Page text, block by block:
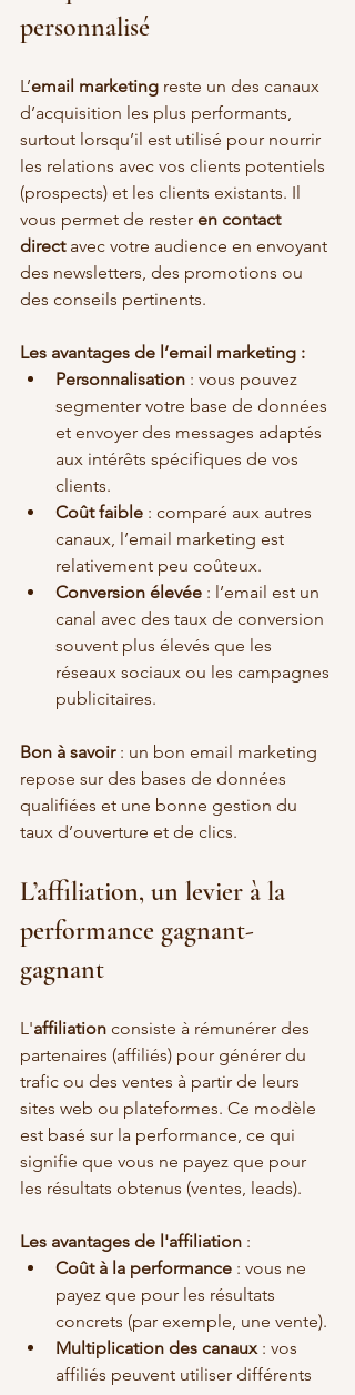
personnalisé
L’email marketing reste un des canaux
d’acquisition les plus performants,
surtout lorsqu’il est utilisé pour nourrir
les relations avec vos clients potentiels
(prospects) et les clients existants. Il
vous permet de rester en contact
direct avec votre audience en envoyant
des newsletters, des promotions ou
des conseils pertinents.
Les avantages de l’email marketing :
Personnalisation : vous pouvez
segmenter votre base de données
et envoyer des messages adaptés
aux intérêts spécifiques de vos
clients.
Coût faible : comparé aux autres
canaux, l’email marketing est
relativement peu coûteux.
Conversion élevée : l’email est un
canal avec des taux de conversion
souvent plus élevés que les
réseaux sociaux ou les campagnes
publicitaires.
Bon à savoir : un bon email marketing
repose sur des bases de données
qualifiées et une bonne gestion du
taux d’ouverture et de clics.
L’affiliation, un levier à la
performance gagnant-
gagnant
L'affiliation consiste à rémunérer des
partenaires (affiliés) pour générer du
trafic ou des ventes à partir de leurs
sites web ou plateformes. Ce modèle
est basé sur la performance, ce qui
signifie que vous ne payez que pour
les résultats obtenus (ventes, leads).
Les avantages de l'affiliation :
Coût à la performance : vous ne
payez que pour les résultats
concrets (par exemple, une vente).
Multiplication des canaux : vos
affiliés peuvent utiliser différents